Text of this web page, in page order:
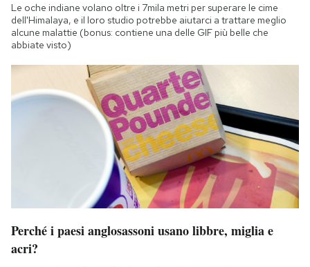
Le oche indiane volano oltre i 7mila metri per superare le cime
dell'Himalaya, e il loro studio potrebbe aiutarci a trattare meglio
alcune malattie (bonus: contiene una delle GIF più belle che
abbiate visto)
Perché i paesi anglosassoni usano libbre, miglia e
acri?